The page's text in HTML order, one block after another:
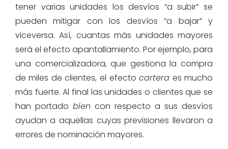
tener varias unidades los desvíos “a subir” se
pueden mitigar con los desvíos “a bajar” y
viceversa. Así, cuantas más unidades mayores
será el efecto apantallamiento. Por ejemplo, para
una comercializadora, que gestiona la compra
de miles de clientes, el efectocartera es mucho
más fuerte. Al final las unidades o clientes que se
han portado bien con respecto a sus desvíos
ayudan a aquellas cuyas previsiones llevaron a
errores de nominación mayores.